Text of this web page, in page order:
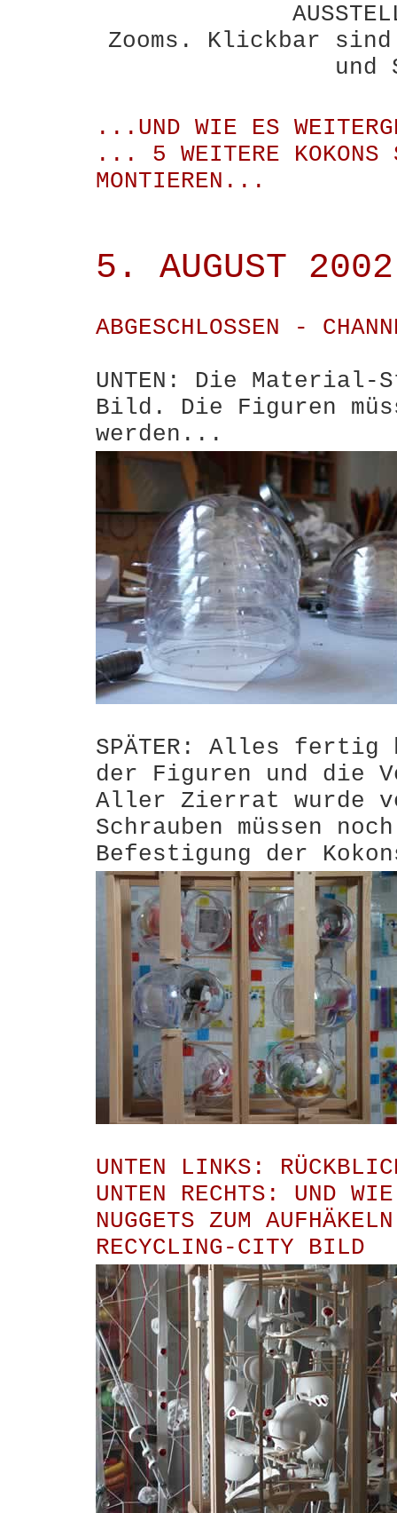
Zooms. Klickbar
und
...UND WIE ES
... 5 WEITERE KOKONS
MONTIEREN...
5. AUGUST 2002
ABGESCHLOSSEN -
UNTEN: Die
Bild. Die Figuren
werden...
SPÄTER: Alles
der Figuren und die
Aller Zierrat wurde
Schrauben müssen
Befestigung der
UNTEN LINKS:
UNTEN RECHTS: UND
NUGGETS ZUM
RECYCLING-CITY BILD